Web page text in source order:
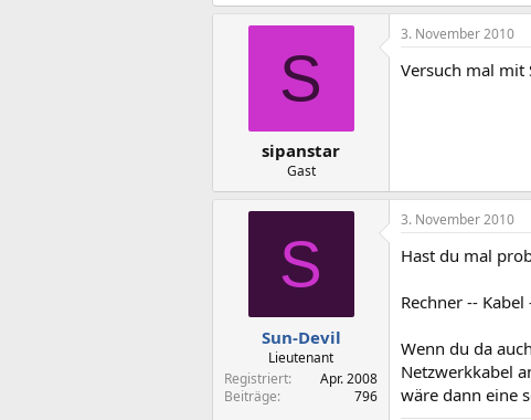
S
sipanstar
Gast
3. November 2010
Versuch mal mit
S
Sun-Devil
Lieutenant
Registriert
Apr. 2008
Beiträge
796
3. November 2010
Hast du mal
Rechner -- Kabel
Wenn du da
Netzwerkkabel
wäre dann eine